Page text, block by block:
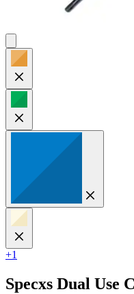
+1
Specxs Dual Use